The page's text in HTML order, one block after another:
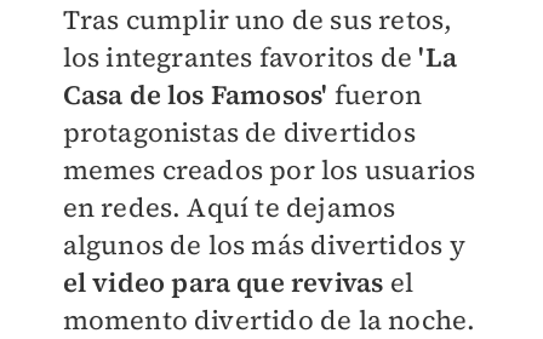
Tras cumplir uno de sus retos,
los integrantes favoritos de 'La
Casa de los Famosos' fueron
protagonistas de divertidos
memes creados por los usuarios
en redes. Aquí te dejamos
algunos de los más divertidos y
el video para que revivas el
momento divertido de la noche.